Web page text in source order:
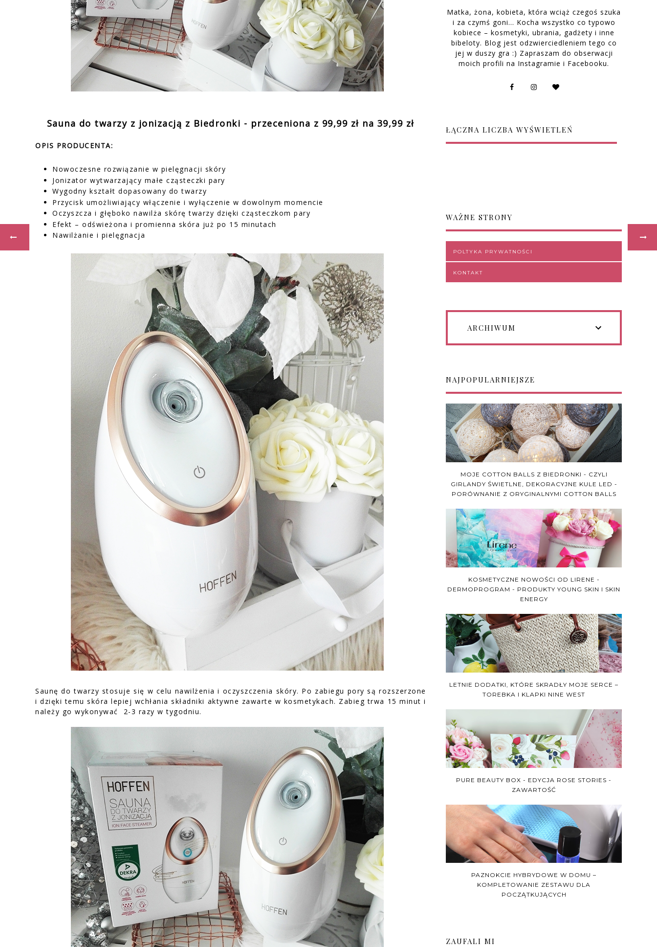
Sauna do twarzy z jonizacją z Biedronki - przeceniona z 99,99 zł na 39,99 zł
OPIS PRODUCENTA:
Nowoczesne rozwiązanie w pielęgnacji skóry
Jonizator wytwarzający małe cząsteczki pary
Wygodny kształt dopasowany do twarzy
Przycisk umożliwiający włączenie i wyłączenie w dowolnym momencie
Oczyszcza i głęboko nawilża skórę twarzy dzięki cząsteczkom pary
Efekt – odświeżona i promienna skóra już po 15 minutach
Nawilżanie i pielęgnacja
Saunę do twarzy stosuje się w celu nawilżenia i oczyszczenia skóry. Po zabiegu pory są rozszerzone
i dzięki temu skóra lepiej wchłania składniki aktywne zawarte w kosmetykach. Zabieg trwa 15 minut i
należy go wykonywać 2-3 razy w tygodniu.
Matka, żona, kobieta, która wciąż czegoś szuka
i za czymś goni… Kocha wszystko co typowo
kobiece – kosmetyki, ubrania, gadżety i inne
bibeloty. Blog jest odzwierciedleniem tego co
jej w duszy gra :) Zapraszam do obserwacji
moich profili na Instagramie i Facebooku.
ŁĄCZNA LICZBA WYŚWIETLEŃ
WAŻNE STRONY
POLTYKA PRYWATNOŚCI
KONTAKT
ARCHIWUM
NAJPOPULARNIEJSZE
MOJE COTTON BALLS Z BIEDRONKI - CZYLI
GIRLANDY ŚWIETLNE, DEKORACYJNE KULE LED -
PORÓWNANIE Z ORYGINALNYMI COTTON BALLS
KOSMETYCZNE NOWOŚCI OD LIRENE -
DERMOPROGRAM - PRODUKTY YOUNG SKIN I SKIN
ENERGY
LETNIE DODATKI, KTÓRE SKRADŁY MOJE SERCE –
TOREBKA I KLAPKI NINE WEST
PURE BEAUTY BOX - EDYCJA ROSE STORIES -
ZAWARTOŚĆ
PAZNOKCIE HYBRYDOWE W DOMU –
KOMPLETOWANIE ZESTAWU DLA
POCZĄTKUJĄCYCH
ZAUFALI MI